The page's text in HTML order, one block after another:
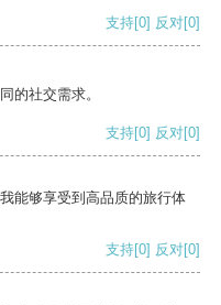
支持[0] 反对[0]
的社交需求。
支持[0] 反对[0]
能够享受到高品质的旅行体
支持[0] 反对[0]